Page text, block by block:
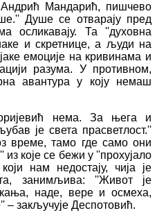
Мандарић, пишчево
Душе се отварају пред
осликавају. Та ''духовна
и скретнице, а људи на
емоције на кривинама и
разума. У противном,
авантура у коју немаш
нема. За њега и
је света прасветлост.''
време, тамо где само они
које се бежи у ''прохујало
нам недостају, чија је
занимљива: ''Живот је
наде, вере и осмеха,
– закључује Деспотовић.